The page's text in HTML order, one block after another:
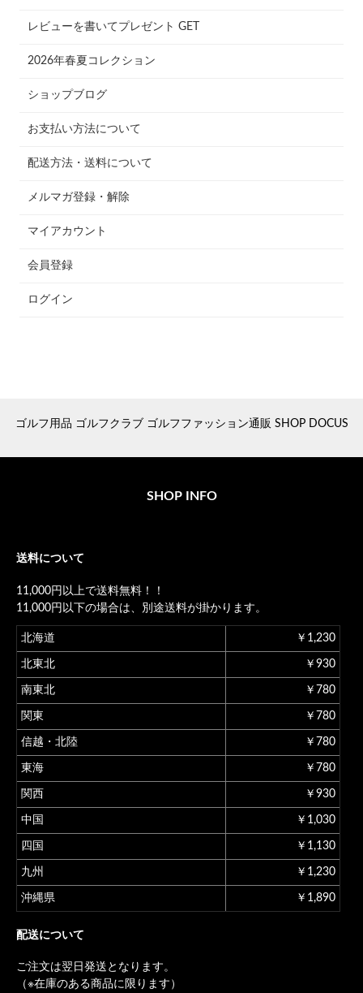
レビューを書いてプレゼント GET
2026年春夏コレクション
ショップブログ
お支払い方法について
配送方法・送料について
メルマガ登録・解除
マイアカウント
会員登録
ログイン
ゴルフ用品 ゴルフクラブ ゴルフファッション通販 SHOP DOCUS
SHOP INFO
送料について
11,000円以上で送料無料！！
11,000円以下の場合は、別途送料が掛かります。
北海道 ￥1,230
北東北 ￥930
南東北 ￥780
関東 ￥780
信越・北陸 ￥780
東海 ￥780
関西 ￥930
中国 ￥1,030
四国 ￥1,130
九州 ￥1,230
沖縄県 ￥1,890
配送について
ご注文は翌日発送となります。
（※在庫のある商品に限ります）